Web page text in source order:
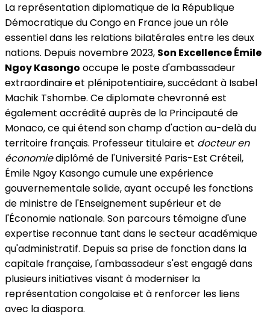
La représentation diplomatique de la République
Démocratique du Congo en France joue un rôle
essentiel dans les relations bilatérales entre les deux
nations. Depuis novembre 2023, Son Excellence Émile
Ngoy Kasongo occupe le poste d'ambassadeur
extraordinaire et plénipotentiaire, succédant à Isabel
Machik Tshombe. Ce diplomate chevronné est
également accrédité auprès de la Principauté de
Monaco, ce qui étend son champ d'action au-delà du
territoire français. Professeur titulaire et docteur en
économiediplômé de l'Université Paris-Est Créteil,
Émile Ngoy Kasongo cumule une expérience
gouvernementale solide, ayant occupé les fonctions
de ministre de l'Enseignement supérieur et de
l'Économie nationale. Son parcours témoigne d'une
expertise reconnue tant dans le secteur académique
qu'administratif. Depuis sa prise de fonction dans la
capitale française, l'ambassadeur s'est engagé dans
plusieurs initiatives visant à moderniser la
représentation congolaise et à renforcer les liens
avec la diaspora.